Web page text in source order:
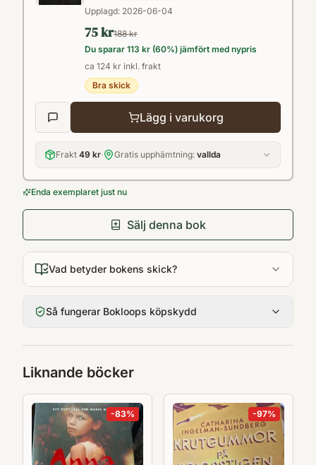
viktiga för församlingen? Och hur ser
framtiden ut? • Hur borde församlingens
inställning gentemot Israel vara? Amir
Tsarfati är efterfrågad som bibellärare och
författare, med flera böcker utgivna på
svenska. Hans träffsäkra sätt att skriva kan
beskrivas som en blandning mellan Max
Lucado och David Jeremiah. Amir Tsarfati är
grundare av Behold Israel – en organisation
som förmedlar nyheter och information om
Israel från en biblisk utgångspunkt och i ett
profetiskt perspektiv. Amir är gift och har
fyra barn. Han bor i norra Israel.
Upplagd: 2026-06-04
75 kr188 kr
Du sparar 113 kr (60%) jämfört med nypris
ca 124 kr inkl. frakt
Bra skick
Lägg i varukorg
Frakt 49 kr· Gratis upphämtning: vallda
Enda exemplaret just nu
Sälj denna bok
Vad betyder bokens skick?
Så fungerar Bokloops köpskydd
Liknande böcker
-83% -97%